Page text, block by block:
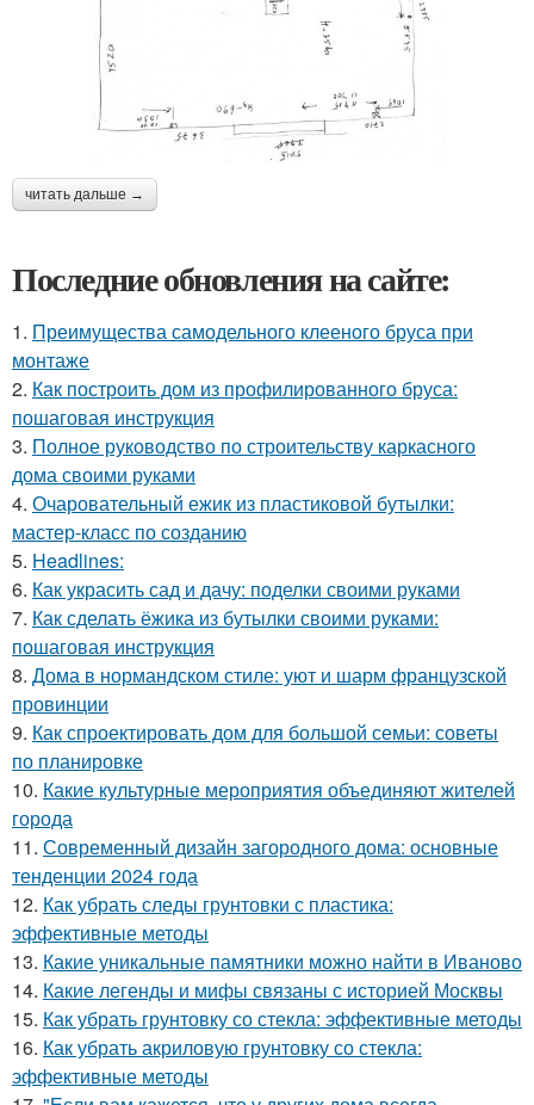
читать дальше →
Последние обновления на сайте:
1. Преимущества самодельного клееного бруса при
монтаже
2. Как построить дом из профилированного бруса:
пошаговая инструкция
3. Полное руководство по строительству каркасного
дома своими руками
4. Очаровательный ежик из пластиковой бутылки:
мастер-класс по созданию
5. Headlines:
6. Как украсить сад и дачу: поделки своими руками
7. Как сделать ёжика из бутылки своими руками:
пошаговая инструкция
8. Дома в нормандском стиле: уют и шарм французской
провинции
9. Как спроектировать дом для большой семьи: советы
по планировке
10. Какие культурные мероприятия объединяют жителей
города
11. Современный дизайн загородного дома: основные
тенденции 2024 года
12. Как убрать следы грунтовки с пластика:
эффективные методы
13. Какие уникальные памятники можно найти в Иваново
14. Какие легенды и мифы связаны с историей Москвы
15. Как убрать грунтовку со стекла: эффективные методы
16. Как убрать акриловую грунтовку со стекла:
эффективные методы